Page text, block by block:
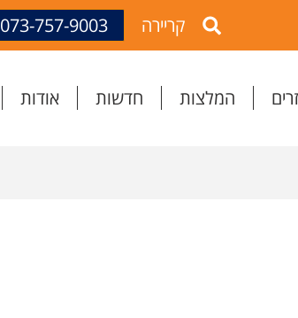
קריירה 073-757-9003
המלצות חדשות אודות